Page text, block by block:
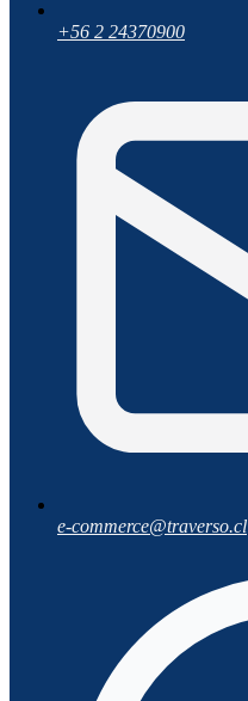
+56 2 24370900
e-commerce@traverso.cl